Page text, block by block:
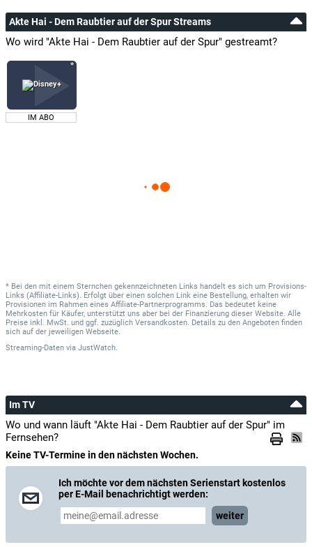
Akte Hai - Dem Raubtier auf der Spur Streams
Wo wird "Akte Hai - Dem Raubtier auf der Spur" gestreamt?
IM ABO
* Bei den mit einem Sternchen gekennzeichneten Links handelt es sich um Provisions-
Links (Affiliate-Links). Erfolgt über einen solchen Link eine Bestellung, erhalten wir
Provisionen im Rahmen eines Affiliate-Partnerprogramms. Das bedeutet keine
Mehrkosten für Käufer, unterstützt uns aber bei der Finanzierung dieser Website. Alle
Preise inkl. MwSt. und ggf. zuzüglich Versandkosten. Details zu den Angeboten finden
sich auf der jeweiligen Webseite.
Streaming-Daten via JustWatch.
Im TV
Wo und wann läuft "Akte Hai - Dem Raubtier auf der Spur" im
Fernsehen?
Keine TV-Termine in den nächsten Wochen.
Ich möchte vor dem nächsten Serienstart kostenlos
per E-Mail benachrichtigt werden:
weiter